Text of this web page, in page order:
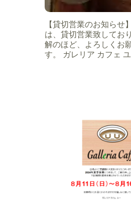
【貸切営業のお知らせ
は、貸切営業致してお
解のほど、よろしくお
す。 ガレリア カフェ